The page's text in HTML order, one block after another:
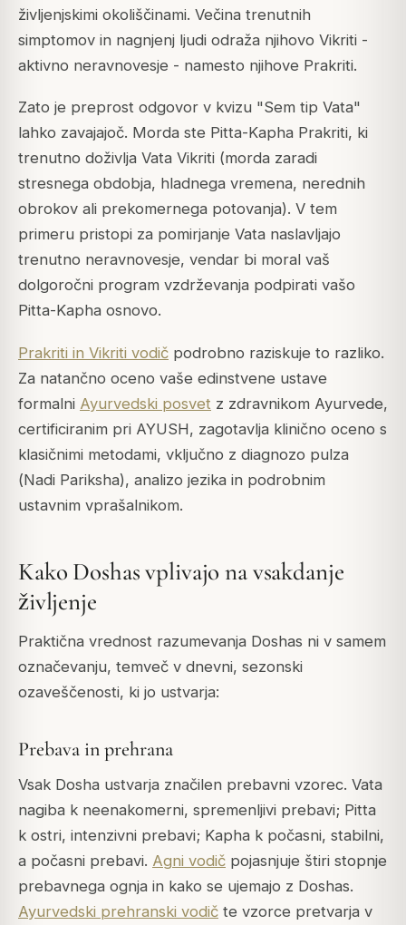
življenjskimi okoliščinami. Večina trenutnih
simptomov in nagnjenj ljudi odraža njihovo Vikriti -
aktivno neravnovesje - namesto njihove Prakriti.
Zato je preprost odgovor v kvizu "Sem tip Vata"
lahko zavajajoč. Morda ste Pitta-Kapha Prakriti, ki
trenutno doživlja Vata Vikriti (morda zaradi
stresnega obdobja, hladnega vremena, nerednih
obrokov ali prekomernega potovanja). V tem
primeru pristopi za pomirjanje Vata naslavljajo
trenutno neravnovesje, vendar bi moral vaš
dolgoročni program vzdrževanja podpirati vašo
Pitta-Kapha osnovo.
Prakriti in Vikriti vodič podrobno raziskuje to razliko.
Za natančno oceno vaše edinstvene ustave
formalni Ayurvedski posvet z zdravnikom Ayurvede,
certificiranim pri AYUSH, zagotavlja klinično oceno s
klasičnimi metodami, vključno z diagnozo pulza
(Nadi Pariksha), analizo jezika in podrobnim
ustavnim vprašalnikom.
Kako Doshas vplivajo na vsakdanje
življenje
Praktična vrednost razumevanja Doshas ni v samem
označevanju, temveč v dnevni, sezonski
ozaveščenosti, ki jo ustvarja:
Prebava in prehrana
Vsak Dosha ustvarja značilen prebavni vzorec. Vata
nagiba k neenakomerni, spremenljivi prebavi; Pitta
k ostri, intenzivni prebavi; Kapha k počasni, stabilni,
a počasni prebavi. Agni vodič pojasnjuje štiri stopnje
prebavnega ognja in kako se ujemajo z Doshas.
Ayurvedski prehranski vodič te vzorce pretvarja v